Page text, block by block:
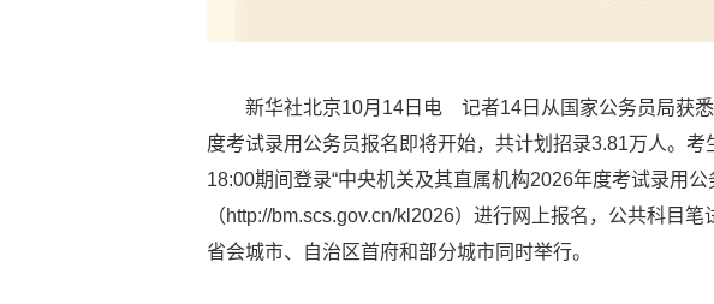
新华社北京10月14日电 记者14日从国家公务员局获
度考试录用公务员报名即将开始，共计划招录3.81万人。考
18:00期间登录“中央机关及其直属机构2026年度考试录用公
（http://bm.scs.gov.cn/kl2026）进行网上报名，公共科目笔
省会城市、自治区首府和部分城市同时举行。